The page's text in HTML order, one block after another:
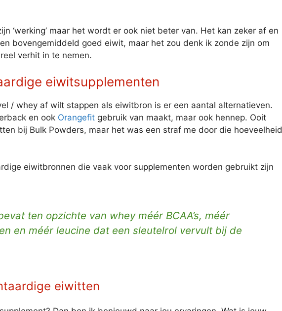
‘werking’ maar het wordt er ook niet beter van. Het kan zeker af en
bovengemiddeld goed eiwit, maar het zou denk ik zonde zijn om
verhit in te nemen.
eiwitsupplementen
/ whey af wilt stappen als eiwitbron is er een aantal alternatieven.
en ook Orangefit gebruik van maakt, maar ook hennep. Ooit
bij Bulk Powders, maar het was een straf me door die hoeveelheid
eiwitbronnen die vaak voor supplementen worden gebruikt zijn
ten opzichte van whey méér BCAA’s, méér
en méér leucine dat een sleutelrol vervult bij de
eiwitten